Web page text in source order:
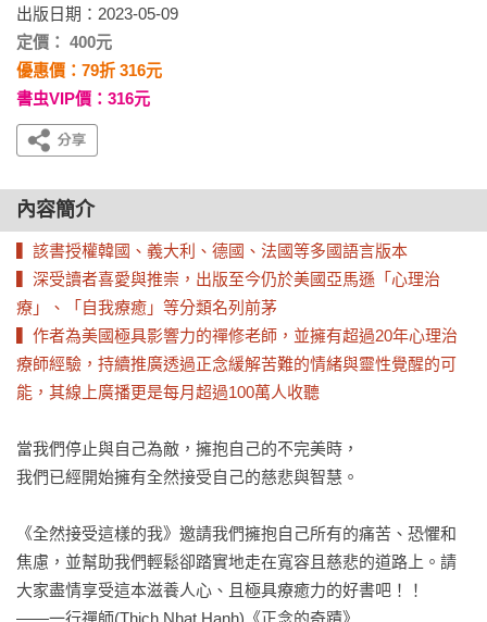
出版日期：2023-05-09
定價： 400元
優惠價：79折 316元
書虫VIP價：316元
內容簡介
▍該書授權韓國、義大利、德國、法國等多國語言版本
▍深受讀者喜愛與推崇，出版至今仍於美國亞馬遜「心理治
療」、「自我療癒」等分類名列前茅
▍作者為美國極具影響力的禪修老師，並擁有超過20年心理治
療師經驗，持續推廣透過正念緩解苦難的情緒與靈性覺醒的可
能，其線上廣播更是每月超過100萬人收聽
當我們停止與自己為敵，擁抱自己的不完美時，
我們已經開始擁有全然接受自己的慈悲與智慧。
《全然接受這樣的我》邀請我們擁抱自己所有的痛苦、恐懼和
焦慮，並幫助我們輕鬆卻踏實地走在寬容且慈悲的道路上。請
大家盡情享受這本滋養人心、且極具療癒力的好書吧！！
——一行禪師(Thich Nhat Hanh)《正念的奇蹟》